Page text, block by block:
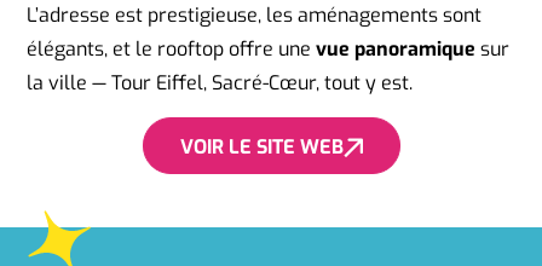
L’adresse est prestigieuse, les aménagements sont
élégants, et le rooftop offre unevue panoramique sur
la ville — Tour Eiffel, Sacré-Cœur, tout y est.
VOIR LE SITE WEB